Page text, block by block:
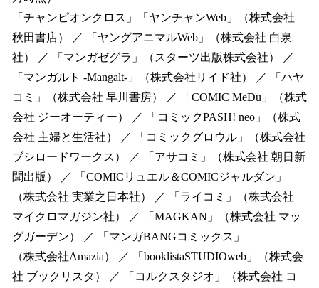
「チャンピオンクロス」「ヤンチャンWeb」（株式会社
秋田書店） ／ 「ヤングアニマルWeb」（株式会社 白泉
社） ／ 「マンガゼグラ」（スターツ出版株式会社） ／
「マンガルト -Mangalt-」（株式会社リイド社） ／ 「ハヤ
コミ」（株式会社 早川書房） ／ 「COMIC MeDu」（株式
会社 ジーオーティー） ／ 「コミックPASH! neo」（株式
会社 主婦と生活社） ／ 「コミックグロウル」（株式会社
ブシロードワークス） ／ 「アサコミ」（株式会社 朝日新
聞出版） ／ 「COMICリュエル＆COMICジャルダン」
（株式会社 実業之日本社） ／ 「ライコミ」（株式会社
マイクロマガジン社） ／ 「MAGKAN」（株式会社 マッ
グガーデン） ／ 「マンガBANGコミックス」
（株式会社Amazia） ／ 「booklistaSTUDIOweb」（株式会
社 ブックリスタ） ／ 「コルクスタジオ」（株式会社 コ